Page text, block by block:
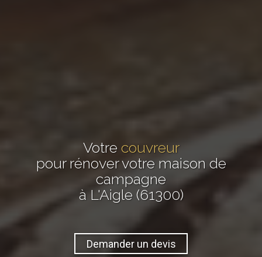
Votre couvreur
pour rénover votre maison de
campagne
à L'Aigle (61300)
Demander un devis